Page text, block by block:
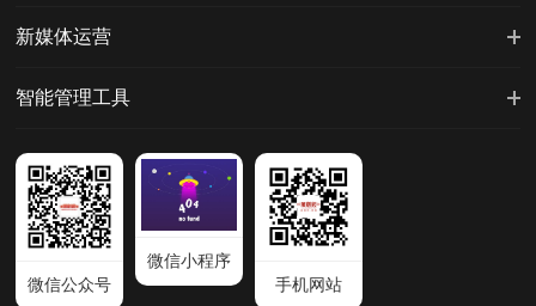
新媒体运营
智能管理工具
微信公众号
微信小程序
手机网站